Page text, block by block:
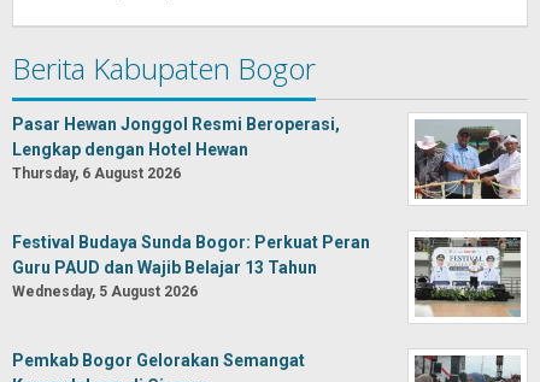
Berita Kabupaten Bogor
Pasar Hewan Jonggol Resmi Beroperasi,
Lengkap dengan Hotel Hewan
Thursday, 6 August 2026
Festival Budaya Sunda Bogor: Perkuat Peran
Guru PAUD dan Wajib Belajar 13 Tahun
Wednesday, 5 August 2026
Pemkab Bogor Gelorakan Semangat